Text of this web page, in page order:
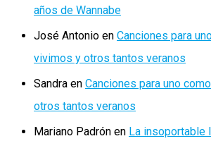
años de Wannabe
José Antonio en Canciones para
vivimos y otros tantos veranos
Sandra en Canciones para uno
otros tantos veranos
Mariano Padrón en La insoportable